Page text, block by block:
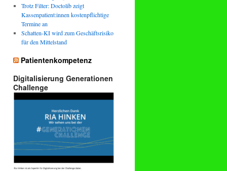
Trotz Filter: Doctolib zeigt
Kassenpatient:innen kostenpflichtige
Termine an
Schatten-KI wird zum Geschäftsrisiko
für den Mittelstand
Patientenkompetenz
Digitalisierung Generationen
Challenge